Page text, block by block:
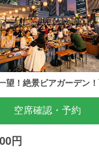
望！絶景ビアガーデン
空席確認・予約
円